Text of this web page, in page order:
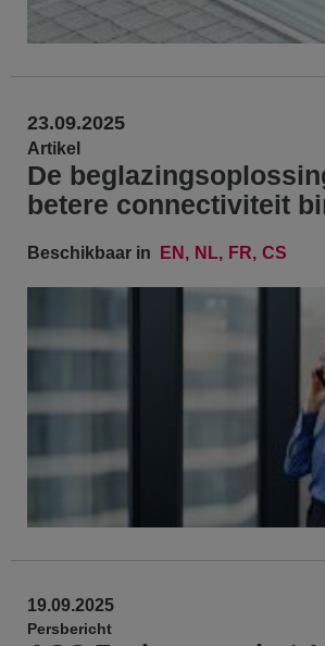
23.09.2025
Artikel
De
betere connectiviteit
Beschikbaar in EN NL FR CS
19.09.2025
Persbericht